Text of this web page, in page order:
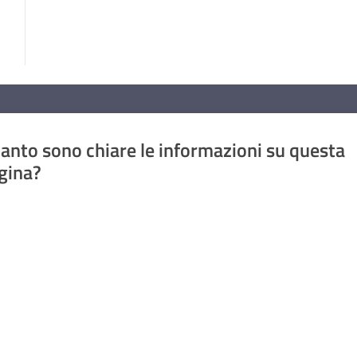
sono chiare le informazioni su questa